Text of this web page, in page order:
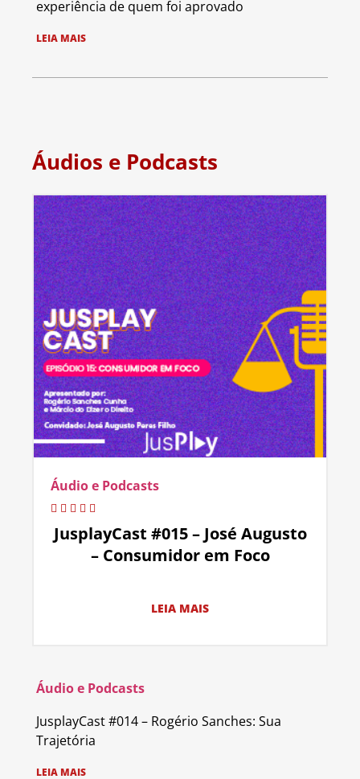
experiência de quem foi aprovado
LEIA MAIS
Áudios e Podcasts
Áudio e Podcasts
JusplayCast #015 – José Augusto
– Consumidor em Foco
LEIA MAIS
Áudio e Podcasts
JusplayCast #014 – Rogério Sanches: Sua
Trajetória
LEIA MAIS